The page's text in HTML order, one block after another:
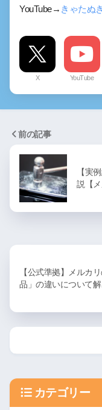
YouTube→ きゃたぬき
X YouTube
前の記事
【実
説【
【公式準拠】メルカ
品」の違いについて
カテゴリー